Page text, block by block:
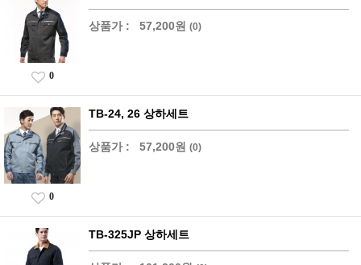
상품가 : 57,200원 (0)
0
TB-24, 26 상하세트
상품가 : 57,200원 (0)
0
TB-325JP 상하세트